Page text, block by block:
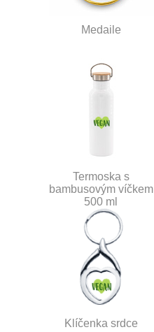
Medaile
Termoska s
bambusovým víčkem
500 ml
Klíčenka srdce